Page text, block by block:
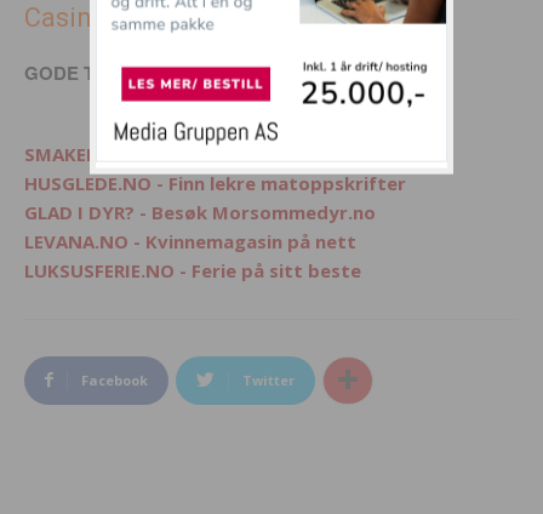
Casino!
GODE TILBUD:Klær for aktive jenter – Get Inspired!
SMAKELIG - Mat, interiør og livsglede
HUSGLEDE.NO - Finn lekre matoppskrifter
GLAD I DYR? - Besøk Morsommedyr.no
LEVANA.NO - Kvinnemagasin på nett
LUKSUSFERIE.NO - Ferie på sitt beste
Facebook Twitter